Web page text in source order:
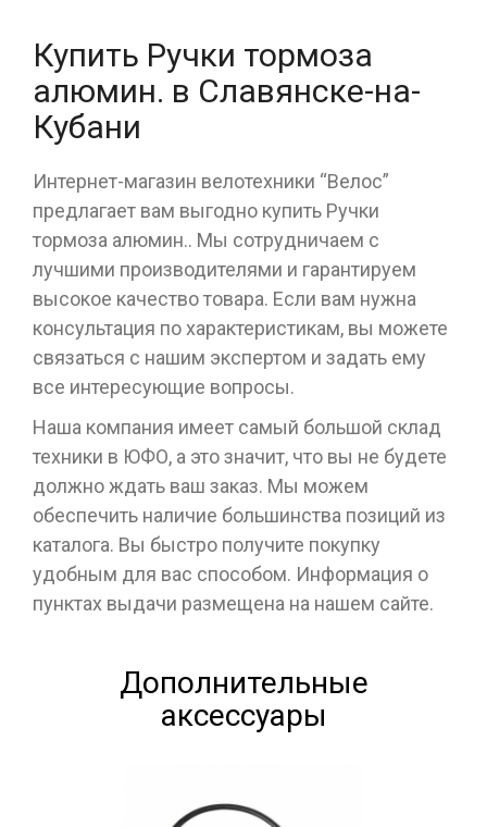
Купить Ручки тормоза
алюмин. в Славянске-на-
Кубани
Интернет-магазин велотехники “Велос”
предлагает вам выгодно купить Ручки
тормоза алюмин.. Мы сотрудничаем с
лучшими производителями и гарантируем
высокое качество товара. Если вам нужна
консультация по характеристикам, вы можете
связаться с нашим экспертом и задать ему
все интересующие вопросы.
Наша компания имеет самый большой склад
техники в ЮФО, а это значит, что вы не будете
должно ждать ваш заказ. Мы можем
обеспечить наличие большинства позиций из
каталога. Вы быстро получите покупку
удобным для вас способом. Информация о
пунктах выдачи размещена на нашем сайте.
Дополнительные
аксессуары